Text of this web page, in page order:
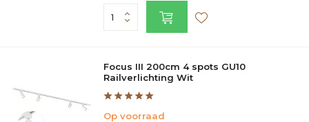
Focus III 200cm 4 spots GU10
Railverlichting Wit
Op voorraad